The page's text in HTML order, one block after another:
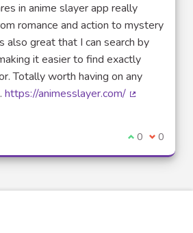
in anime slayer app really
romance and action to mystery
also great that I can search by
it easier to find exactly
Totally worth having on any
https://animesslayer.com/
Je suis
0 Je ne
0